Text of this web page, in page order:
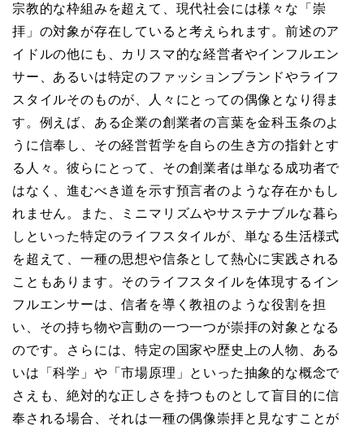
宗教的な枠組みを超えて、現代社会には様々な「崇
拝」の対象が存在していると考えられます。前述のア
イドルの他にも、カリスマ的な経営者やインフルエン
サー、あるいは特定のファッションブランドやライフ
スタイルそのものが、人々にとっての偶像となり得ま
す。例えば、ある企業の創業者の言葉を金科玉条のよ
うに信奉し、その経営哲学を自らの生き方の指針とす
る人々。彼らにとって、その創業者は単なる成功者で
はなく、進むべき道を示す預言者のような存在かもし
れません。また、ミニマリズムやサステナブルな暮ら
しといった特定のライフスタイルが、単なる生活様式
を超えて、一種の思想や信条として熱心に実践される
こともあります。そのライフスタイルを体現するイン
フルエンサーは、信者を導く教祖のような役割を担
い、その持ち物や言動の一つ一つが崇拝の対象となる
のです。さらには、特定の国家や歴史上の人物、ある
いは「科学」や「市場原理」といった抽象的な概念で
さえも、絶対的な正しさを持つものとして盲目的に信
奉される場合、それは一種の偶像崇拝と見なすことが